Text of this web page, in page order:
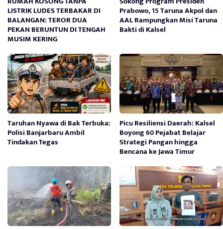
LISTRIK LUDES TERBAKAR DI
BALANGAN: TEROR DUA
PEKAN BERUNTUN DI TENGAH
MUSIM KERING
Prabowo, 15 Taruna Akpol dan
AAL Rampungkan Misi Taruna
Bakti di Kalsel
Taruhan Nyawa di Bak Terbuka:
Polisi Banjarbaru Ambil
Tindakan Tegas
Picu Resiliensi Daerah: Kalsel
Boyong 60 Pejabat Belajar
Strategi Pangan hingga
Bencana ke Jawa Timur